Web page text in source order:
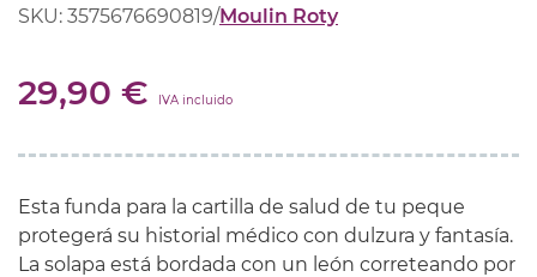
SKU: 3575676690819/Moulin Roty
29,90 € IVA incluido
Esta funda para la cartilla de salud de tu peque
protegerá su historial médico con dulzura y fantasía.
La solapa está bordada con un león correteando por